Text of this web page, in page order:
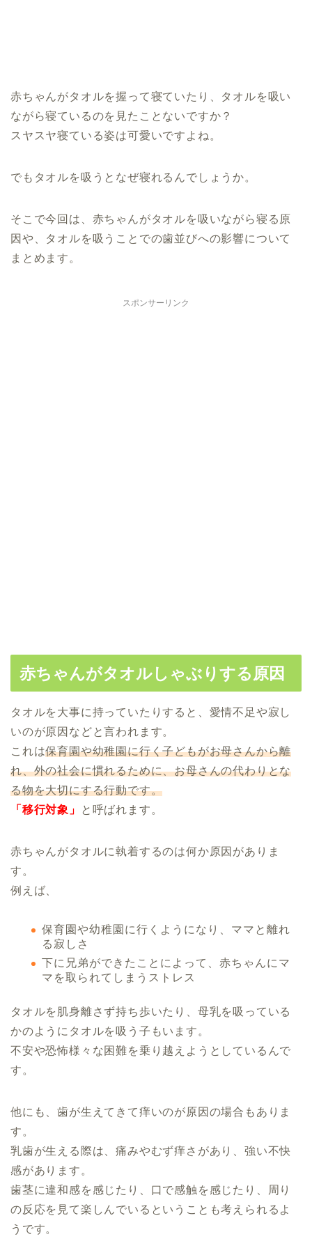
赤ちゃんがタオルを握って寝ていたり、タオルを吸い
ながら寝ているのを見たことないですか？
スヤスヤ寝ている姿は可愛いですよね。
でもタオルを吸うとなぜ寝れるんでしょうか。
そこで今回は、赤ちゃんがタオルを吸いながら寝る原
因や、タオルを吸うことでの歯並びへの影響について
まとめます。
スポンサーリンク
赤ちゃんがタオルしゃぶりする原因
タオルを大事に持っていたりすると、愛情不足や寂し
いのが原因などと言われます。
これは保育園や幼稚園に行く子どもがお母さんから離
れ、外の社会に慣れるために、お母さんの代わりとな
る物を大切にする行動です。
「移行対象」
と呼ばれます。
赤ちゃんがタオルに執着するのは何か原因がありま
す。
例えば、
保育園や幼稚園に行くようになり、ママと離れ
る寂しさ
下に兄弟ができたことによって、赤ちゃんにマ
マを取られてしまうストレス
タオルを肌身離さず持ち歩いたり、母乳を吸っている
かのようにタオルを吸う子もいます。
不安や恐怖様々な困難を乗り越えようとしているんで
す。
他にも、歯が生えてきて痒いのが原因の場合もありま
す。
乳歯が生える際は、痛みやむず痒さがあり、強い不快
感があります。
歯茎に違和感を感じたり、口で感触を感じたり、周り
の反応を見て楽しんでいるということも考えられるよ
うです。